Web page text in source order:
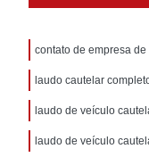
contato de empresa
laudo cautelar
laudo de veículo
laudo de veículo